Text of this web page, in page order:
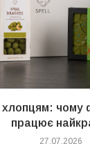
чому
працює
27.07.2026